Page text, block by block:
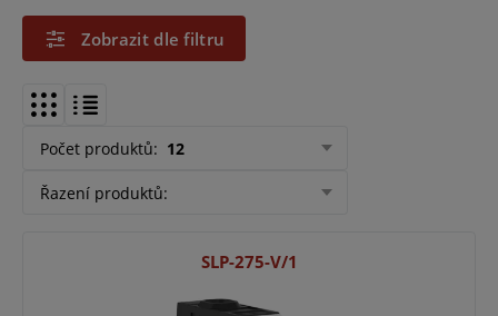
Zobrazit dle filtru
Počet produktů: 12
Řazení produktů:
SLP-275-V/1